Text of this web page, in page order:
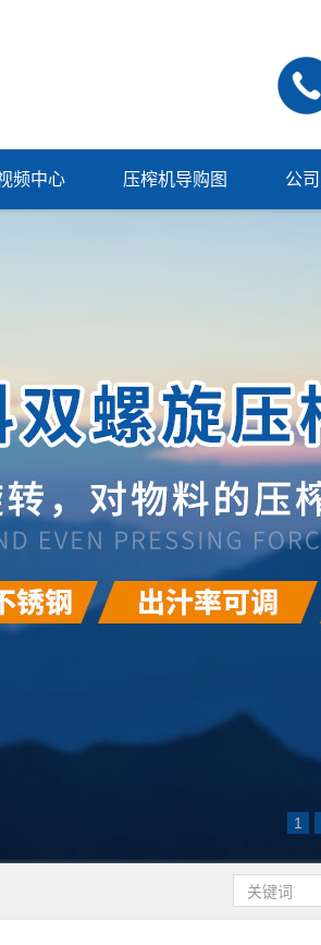
频中心 压榨机导购图 公
1